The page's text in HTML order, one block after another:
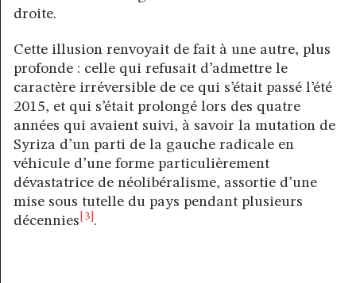
droite.
Cette illusion renvoyait de fait à une autre, plus
profonde : celle qui refusait d’admettre le
caractère irréversible de ce qui s’était passé l’été
2015, et qui s’était prolongé lors des quatre
années qui avaient suivi, à savoir la mutation de
Syriza d’un parti de la gauche radicale en
véhicule d’une forme particulièrement
dévastatrice de néolibéralisme, assortie d’une
mise sous tutelle du pays pendant plusieurs
décennies [3] .